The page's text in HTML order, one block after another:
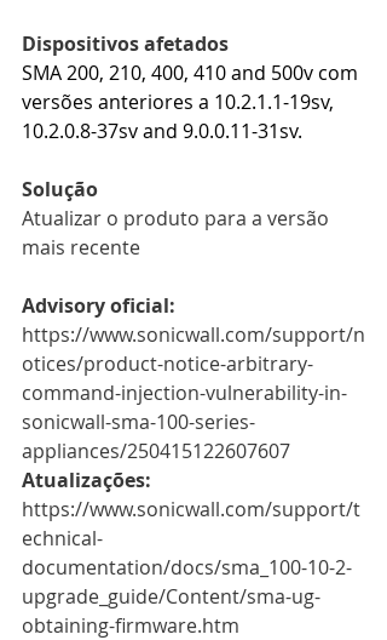
Dispositivos afetados
SMA 200, 210, 400, 410 and 500v com
versões anteriores a 10.2.1.1-19sv,
10.2.0.8-37sv and 9.0.0.11-31sv.
Solução
Atualizar o produto para a versão
mais recente
Advisory oficial:
https://www.sonicwall.com/support/n
otices/product-notice-arbitrary-
command-injection-vulnerability-in-
sonicwall-sma-100-series-
appliances/250415122607607
Atualizações:
https://www.sonicwall.com/support/t
echnical-
documentation/docs/sma_100-10-2-
upgrade_guide/Content/sma-ug-
obtaining-firmware.htm